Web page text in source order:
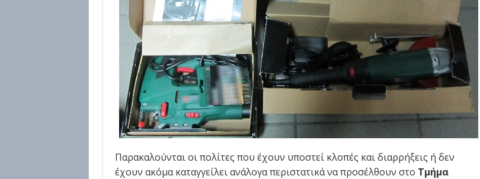
Παρακαλούνται οι πολίτες που έχουν υποστεί κλοπές και διαρρήξεις ή δεν
έχουν ακόμα καταγγείλει ανάλογα περιστατικά να προσέλθουν στο Τμήμα